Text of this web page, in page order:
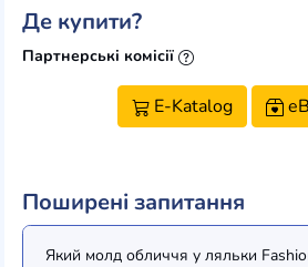
Де купити?
Партнерські комісії
E-Katalog
Поширені запитання
Який молд обличчя у ляльки